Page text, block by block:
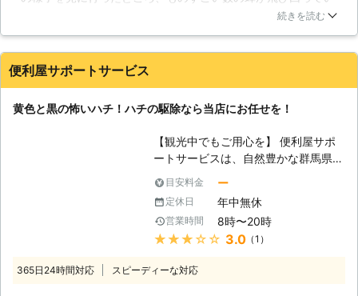
の特徴】 受粉により農作物の収穫を
増やしたり、蜂蜜やローヤルゼリーと
いった栄養価の高い食品を採取するな
バチなどと比較すれば大人しい性質
で、こちらから攻撃しない限り襲って
くることはほとんどありません。その
ためミツバチは益虫のイメージが強い
と思われます 【ミツバチであっても
危険】 しかし、ミツバチであっても
人間を刺す危険性のあることには変わ
りありません。ミツバチも民家の敷地
内に営巣することがあります。ミツバ
く、屋根裏や戸袋の中に大きな巣を作
ました！このままでは、犬が死んでしまうと思い、慌てて家の
すが、おそらく蜂の巣が作られてしまったのでしょう。すぐに
業者に調査をお願いしました。調べてもらったところ、物置の
このままでは非常に危険だと言われたので、すぐに駆除の方を
2016年11月10日
続きを読む
便利屋サポートサービス
黄色と黒の怖いハチ！ハチの駆除なら当店にお任せを！
【観光中でもご用心を】 便利屋サポ
ートサービスは、自然豊かな群馬県に
ある便利屋です。そんな群馬県には、
多くの観光客が訪れます。豊富な自然
は私たちにとっても居心地が良いもの
ですが、それはハチにとっても同様か
もしれません。自然が豊富という事
が豊富に存在するという事にもなりま
目安料金 ー
定休日 年中無休
営業時間 8時〜20時
★★★★★ 3.0（1）
365日24時間対応 スピーディーな対応